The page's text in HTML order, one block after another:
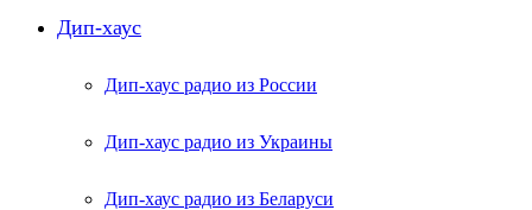
Дип-хаус
Дип-хаус радио из России
Дип-хаус радио из Украины
Дип-хаус радио из Беларуси